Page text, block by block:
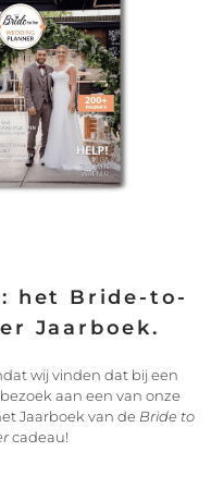
jou in mijn hart
is van mij
wederhelft vond mij
het Bride-to-
Jaarboek.
wij vinden dat bij een
aan een van onze
Jaarboek van de Bride to
cadeau!